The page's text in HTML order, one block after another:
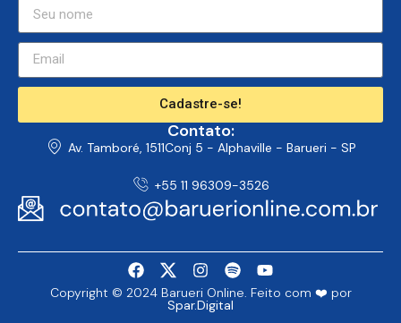
Cadastre-se!
Contato:
Av. Tamboré, 1511Conj 5 - Alphaville - Barueri - SP
+55 11 96309-3526
Copyright © 2024 Barueri Online. Feito com ❤️ por
Spar.Digital